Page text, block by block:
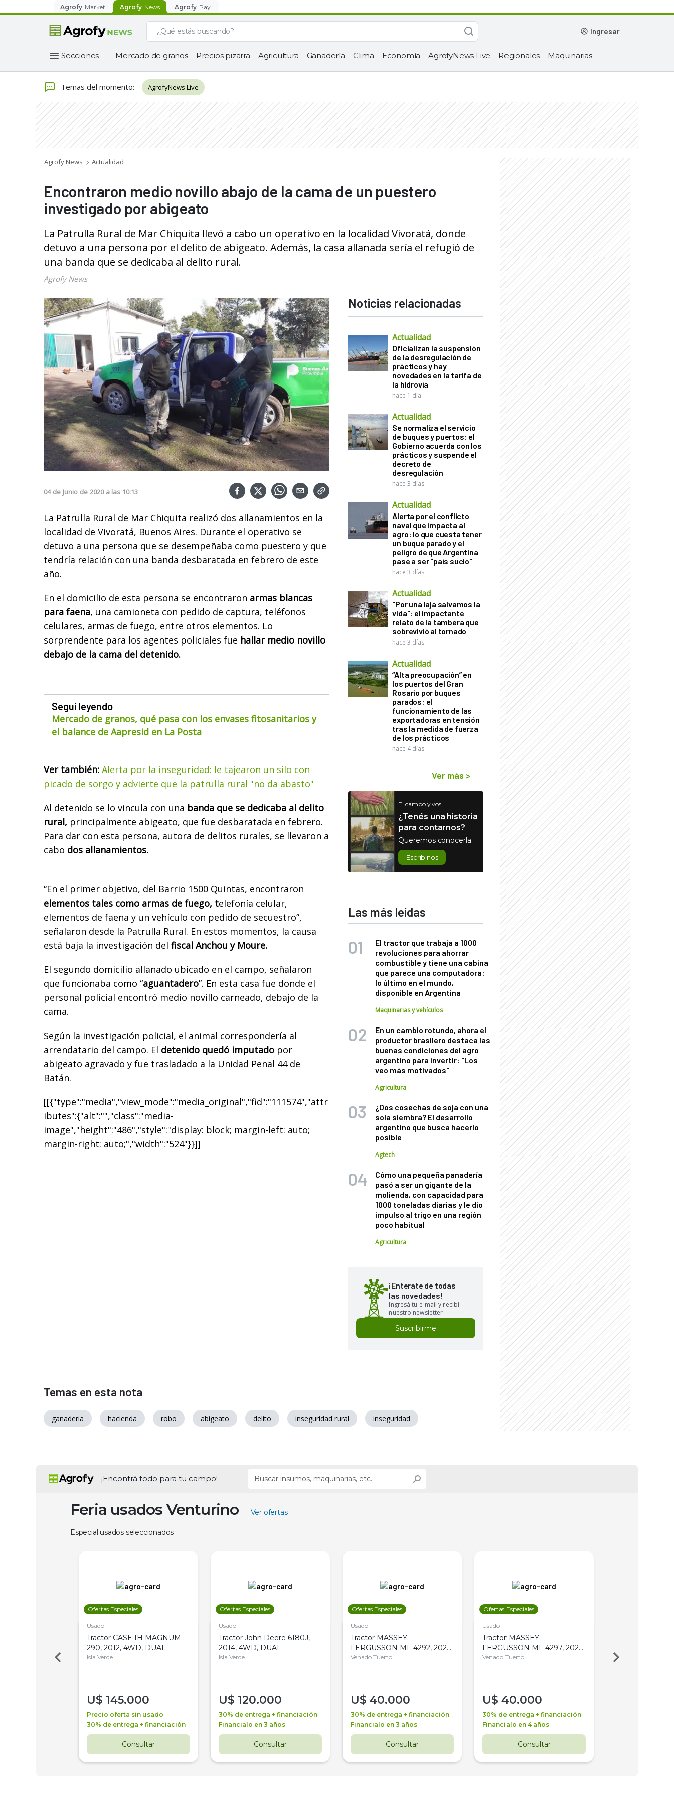
Agrofy Market Agrofy News Agrofy Pay
ingresar
Secciones Mercado de granos Precios pizarra Agricultura Ganadería Clima Economía AgrofyNews Live Regionales Maquinarias
Temas del momento: AgrofyNews Live
Agrofy News Actualidad
Encontraron medio novillo abajo de la cama de un puestero
investigado por abigeato
La Patrulla Rural de Mar Chiquita llevó a cabo un operativo en la localidad Vivoratá, donde
detuvo a una persona por el delito de abigeato. Además, la casa allanada sería el refugió de
una banda que se dedicaba al delito rural.
Agrofy News
04 de Junio de 2020 a las 10:13
La Patrulla Rural de Mar Chiquita realizó dos allanamientos en la
localidad de Vivoratá, Buenos Aires. Durante el operativo se
detuvo a una persona que se desempeñaba como puestero y que
tendría relación con una banda desbaratada en febrero de este
año.
En el domicilio de esta persona se encontraron armas blancas
para faena, una camioneta con pedido de captura, teléfonos
celulares, armas de fuego, entre otros elementos. Lo
sorprendente para los agentes policiales fue hallar medio novillo
debajo de la cama del detenido.
Seguí leyendo
Mercado de granos, qué pasa con los envases fitosanitarios y
el balance de Aapresid en La Posta
Ver también: Alerta por la inseguridad: le tajearon un silo con
picado de sorgo y advierte que la patrulla rural "no da abasto"
Al detenido se lo vincula con una banda que se dedicaba al delito
rural, principalmente abigeato, que fue desbaratada en febrero.
Para dar con esta persona, autora de delitos rurales, se llevaron a
cabo dos allanamientos.
“En el primer objetivo, del Barrio 1500 Quintas, encontraron
elementos tales como armas de fuego, telefonía celular,
elementos de faena y un vehículo con pedido de secuestro”,
señalaron desde la Patrulla Rural. En estos momentos, la causa
está baja la investigación del fiscal Anchou y Moure.
El segundo domicilio allanado ubicado en el campo, señalaron
que funcionaba como “aguantadero”. En esta casa fue donde el
personal policial encontró medio novillo carneado, debajo de la
cama.
Según la investigación policial, el animal correspondería al
arrendatario del campo. El detenido quedó imputado por
abigeato agravado y fue trasladado a la Unidad Penal 44 de
Batán.
[[{"type":"media","view_mode":"media_original","fid":"111574","attr
ibutes":{"alt":"","class":"media-
image","height":"486","style":"display: block; margin-left: auto;
margin-right: auto;","width":"524"}}]]
Noticias relacionadas
Actualidad
Oficializan la suspensión
de la desregulación de
prácticos y hay
novedades en la tarifa de
la hidrovía
hace 1 día
Actualidad
Se normaliza el servicio
de buques y puertos: el
Gobierno acuerda con los
prácticos y suspende el
decreto de
desregulación
hace 3 días
Actualidad
Alerta por el conflicto
naval que impacta al
agro: lo que cuesta tener
un buque parado y el
peligro de que Argentina
pase a ser "país sucio"
hace 3 días
Actualidad
"Por una laja salvamos la
vida": el impactante
relato de la tambera que
sobrevivió al tornado
hace 3 días
Actualidad
“Alta preocupación” en
los puertos del Gran
Rosario por buques
parados: el
funcionamiento de las
exportadoras en tensión
tras la medida de fuerza
de los prácticos
hace 4 días
Ver más >
El campo y vos
¿Tenés una historia
para contarnos?
Queremos conocerla
Escribinos
Las más leídas
El tractor que trabaja a 1000
revoluciones para ahorrar
combustible y tiene una cabina
que parece una computadora:
lo último en el mundo,
disponible en Argentina
Maquinarias y vehículos
En un cambio rotundo, ahora el
productor brasilero destaca las
buenas condiciones del agro
argentino para invertir: "Los
veo más motivados"
Agricultura
¿Dos cosechas de soja con una
sola siembra? El desarrollo
argentino que busca hacerlo
posible
Agtech
Cómo una pequeña panadería
pasó a ser un gigante de la
molienda, con capacidad para
1000 toneladas diarias y le dio
impulso al trigo en una región
poco habitual
Agricultura
¡Enterate de todas
las novedades!
Ingresá tu e-mail y recibí
nuestro newsletter
Suscribirme
Temas en esta nota
ganaderia hacienda robo abigeato delito inseguridad rural inseguridad
¡Encontrá todo para tu campo!
Feria usados Venturino Ver ofertas
Especial usados seleccionados
Ofertas Especiales
Usado
Tractor CASE IH MAGNUM
290, 2012, 4WD, DUAL
Isla Verde
U$ 145.000
Precio oferta sin usado
30% de entrega + financiación
Consultar
Ofertas Especiales
Usado
Tractor John Deere 6180J,
2014, 4WD, DUAL
Isla Verde
U$ 120.000
30% de entrega + financiación
Financialo en 3 años
Consultar
Ofertas Especiales
Usado
Tractor MASSEY
FERGUSSON MF 4292, 2020,
4WD, PATON
Venado Tuerto
U$ 40.000
30% de entrega + financiación
Financialo en 3 años
Consultar
Ofertas Especiales
Usado
Tractor MASSEY
FERGUSSON MF 4297, 2020,
4WD, PATON
Venado Tuerto
U$ 40.000
30% de entrega + financiación
Financialo en 4 años
Consultar
Venado Tuerto